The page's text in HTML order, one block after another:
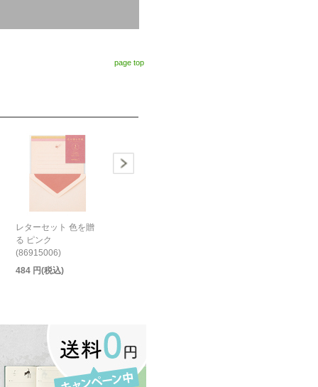
page top
レターセット 色を贈
る ピンク
(86915006)
484 円(税込)